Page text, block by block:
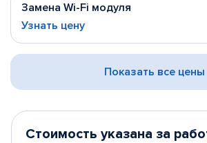
Замена Wi-Fi модуля
Узнать цену
Показать все цены
Стоимость указана за